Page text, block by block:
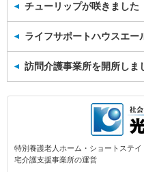
チューリップが咲きました
ライフサポートハウスエー
訪問介護事業所を開所しま
特別養護老人ホーム・ショートステ
宅介護支援事業所の運営